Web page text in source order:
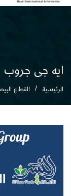
ايه جى جروب
الرئيسية القطاع